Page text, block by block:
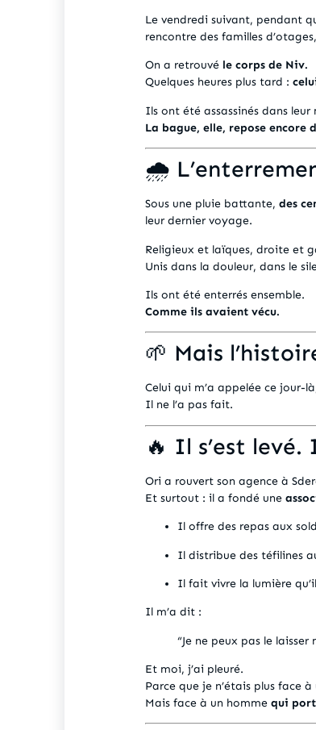
Le vendredi suivant, pendant
rencontre des familles d’otages,
On a retrouvé le corps de Niv.
Quelques heures plus tard :
Ils ont été assassinés dans leur
La bague, elle, repose encore
🌧️
Sous une pluie battante, des
leur dernier voyage.
Religieux et laïques, droite et
Unis dans la douleur, dans le
Ils ont été enterrés ensemble.
Comme ils avaient vécu.
🌱 Mais
Celui qui m’a appelée ce jour-
Il ne l’a pas fait.
🔥 Il s’est
Ori a rouvert son agence à
Et surtout : il a fondé une
Il offre des repas aux
Il distribue des téfilines
Il fait vivre la lumière
Il m’a dit :
“Je ne peux pas le
Et moi, j’ai pleuré.
Parce que je n’étais plus face
Mais face à un homme qui